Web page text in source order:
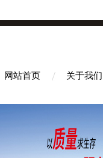
网站首页 关于我们